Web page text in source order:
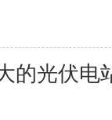
的光伏电